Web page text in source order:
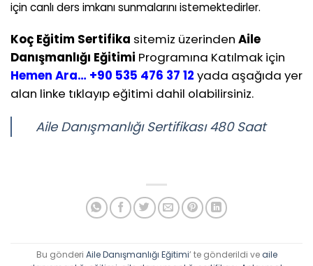
için canlı ders imkanı sunmalarını istemektedirler.
Koç Eğitim Sertifika sitemiz üzerinden Aile
Danışmanlığı Eğitimi Programına Katılmak için
Hemen Ara… +90 535 476 37 12 yada aşağıda yer
alan linke tıklayıp eğitimi dahil olabilirsiniz.
Aile Danışmanlığı Sertifikası 480 Saat
Bu gönderi Aile Danışmanlığı Eğitimi’ te gönderildi veaile